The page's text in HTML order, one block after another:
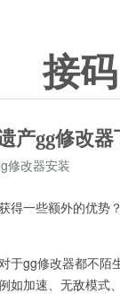
接码
产gg修改
修改器安装
一些额外的优势
gg修改器都不陌
如加速、无敌模式